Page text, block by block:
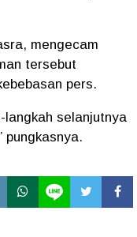
mengecam
tersebut
pers.
langkah selanjutnya
pungkasnya.